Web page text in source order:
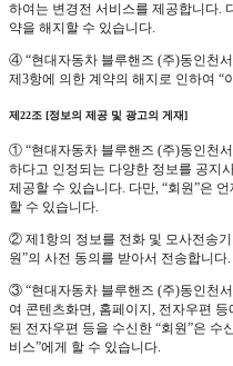
하여는 변경전 서비스를 제공합니다.
약을 해지할 수 있습니다.
④ “현대자동차 블루핸즈 (주)동인천
제3항에 의한 계약의 해지로 인하여 “
제22조 [정보의 제공 및 광고의 게재]
① “현대자동차 블루핸즈 (주)동인천
하다고 인정되는 다양한 정보를 공지
제공할 수 있습니다. 다만, “회원”은
할 수 있습니다.
② 제1항의 정보를 전화 및 모사전송
원”의 사전 동의를 받아서 전송합니다.
③ “현대자동차 블루핸즈 (주)동인천
여 콘텐츠화면, 홈페이지, 전자우편
된 전자우편 등을 수신한 “회원”은 수
비스”에게 할 수 있습니다.